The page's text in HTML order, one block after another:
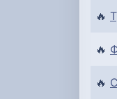
🔥
🔥
🔥